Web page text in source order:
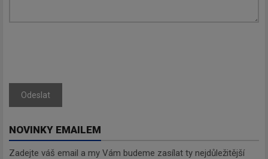
Odeslat
NOVINKY EMAILEM
Zadejte váš email a my Vám budeme zasílat ty nejdůležitější